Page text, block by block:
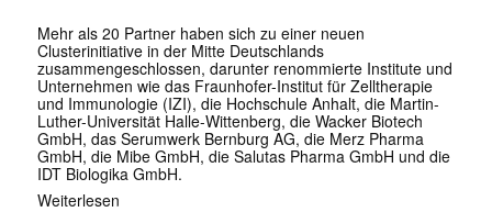
Mehr als 20 Partner haben sich zu einer neuen
Clusterinitiative in der Mitte Deutschlands
zusammengeschlossen, darunter renommierte Institute und
Unternehmen wie das Fraunhofer-Institut für Zelltherapie
und Immunologie (IZI), die Hochschule Anhalt, die Martin-
Luther-Universität Halle-Wittenberg, die Wacker Biotech
GmbH, das Serumwerk Bernburg AG, die Merz Pharma
GmbH, die Mibe GmbH, die Salutas Pharma GmbH und die
IDT Biologika GmbH.
Weiterlesen